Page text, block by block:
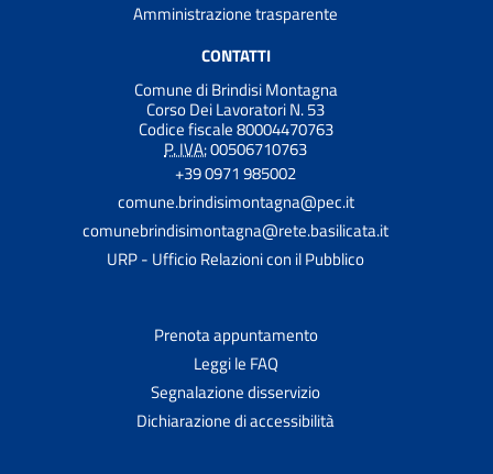
Amministrazione trasparente
CONTATTI
Comune di Brindisi Montagna
Corso Dei Lavoratori N. 53
Codice fiscale 80004470763
P. IVA:00506710763
+39 0971 985002
comune.brindisimontagna@pec.it
comunebrindisimontagna@rete.basilicata.it
URP - Ufficio Relazioni con il Pubblico
Prenota appuntamento
Leggi le FAQ
Segnalazione disservizio
Dichiarazione di accessibilità